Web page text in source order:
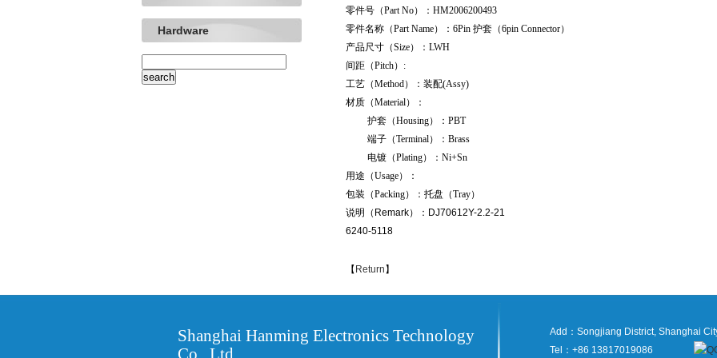
Hardware
零件号（Part No）：HM2006200493
零件名称（Part Name）：6Pin 护套（6pin Connector）
产品尺寸（Size）：LWH
间距（Pitch）:
工艺（Method）：装配(Assy)
材质（Material）：
护套（Housing）：PBT
端子（Terminal）：Brass
电镀（Plating）：Ni+Sn
用途（Usage）：
包装（Packing）：托盘（Tray）
说明（Remark）：DJ70612Y-2.2-21
6240-5118
【 Return 】
Shanghai Hanming Electronics Technology
Co., Ltd.
Add：Songjiang District, Shanghai
Tel：+86 13817019086